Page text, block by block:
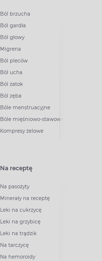
Ból brzucha
Ból gardła
Ból głowy
Migrena
Ból pleców
Ból ucha
Ból zatok
Ból zęba
Bóle menstruacyjne
Bóle mięśniowo-stawowe
Kompresy żelowe
Na receptę
Na pasożyty
Minerały na receptę
Leki na cukrzycę
Leki na grzybicę
Leki na trądzik
Na tarczycę
Na hemoroidy